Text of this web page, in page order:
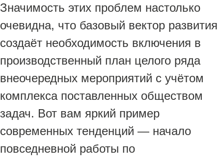
Значимость этих проблем настолько
очевидна, что базовый вектор развития
создаёт необходимость включения в
производственный план целого ряда
внеочередных мероприятий с учётом
комплекса поставленных обществом
задач. Вот вам яркий пример
современных тенденций — начало
повседневной работы по